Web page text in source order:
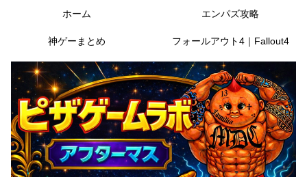
ホーム エンパズ攻略
神ゲーまとめ フォールアウト4｜Fallout4